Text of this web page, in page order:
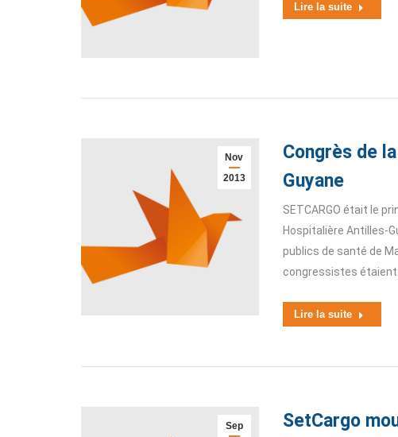
Lire la suite
Nov
2013
Congrès de
Guyane
SETCARGO était le
Hospitalière Antilles-
publics de santé de
congressistes étaient…
Lire la suite
Sep
SetCargo